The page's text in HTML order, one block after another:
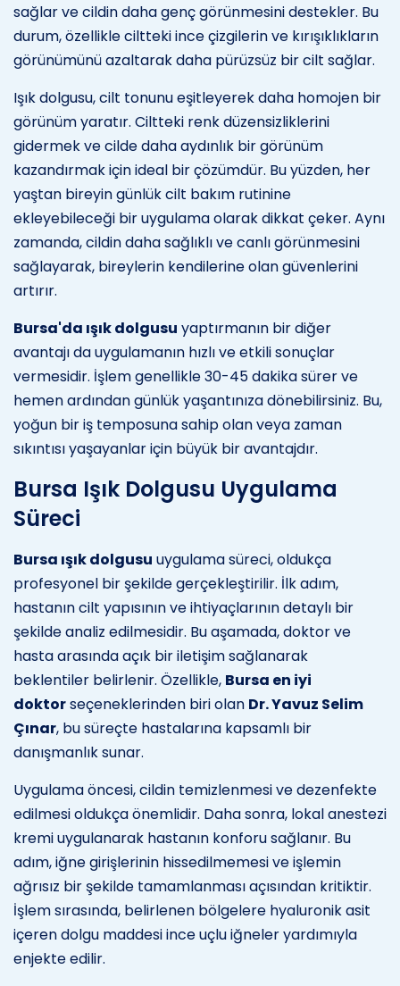
sağlar ve cildin daha genç görünmesini destekler. Bu
durum, özellikle ciltteki ince çizgilerin ve kırışıklıkların
görünümünü azaltarak daha pürüzsüz bir cilt sağlar.
Işık dolgusu, cilt tonunu eşitleyerek daha homojen bir
görünüm yaratır. Ciltteki renk düzensizliklerini
gidermek ve cilde daha aydınlık bir görünüm
kazandırmak için ideal bir çözümdür. Bu yüzden, her
yaştan bireyin günlük cilt bakım rutinine
ekleyebileceği bir uygulama olarak dikkat çeker. Aynı
zamanda, cildin daha sağlıklı ve canlı görünmesini
sağlayarak, bireylerin kendilerine olan güvenlerini
artırır.
Bursa'da ışık dolgusu yaptırmanın bir diğer
avantajı da uygulamanın hızlı ve etkili sonuçlar
vermesidir. İşlem genellikle 30-45 dakika sürer ve
hemen ardından günlük yaşantınıza dönebilirsiniz. Bu,
yoğun bir iş temposuna sahip olan veya zaman
sıkıntısı yaşayanlar için büyük bir avantajdır.
Bursa Işık Dolgusu Uygulama
Süreci
Bursa ışık dolgusu uygulama süreci, oldukça
profesyonel bir şekilde gerçekleştirilir. İlk adım,
hastanın cilt yapısının ve ihtiyaçlarının detaylı bir
şekilde analiz edilmesidir. Bu aşamada, doktor ve
hasta arasında açık bir iletişim sağlanarak
beklentiler belirlenir. Özellikle, Bursa en iyi
doktorseçeneklerinden biri olan Dr. Yavuz Selim
Çınar, bu süreçte hastalarına kapsamlı bir
danışmanlık sunar.
Uygulama öncesi, cildin temizlenmesi ve dezenfekte
edilmesi oldukça önemlidir. Daha sonra, lokal anestezi
kremi uygulanarak hastanın konforu sağlanır. Bu
adım, iğne girişlerinin hissedilmemesi ve işlemin
ağrısız bir şekilde tamamlanması açısından kritiktir.
İşlem sırasında, belirlenen bölgelere hyaluronik asit
içeren dolgu maddesi ince uçlu iğneler yardımıyla
enjekte edilir.